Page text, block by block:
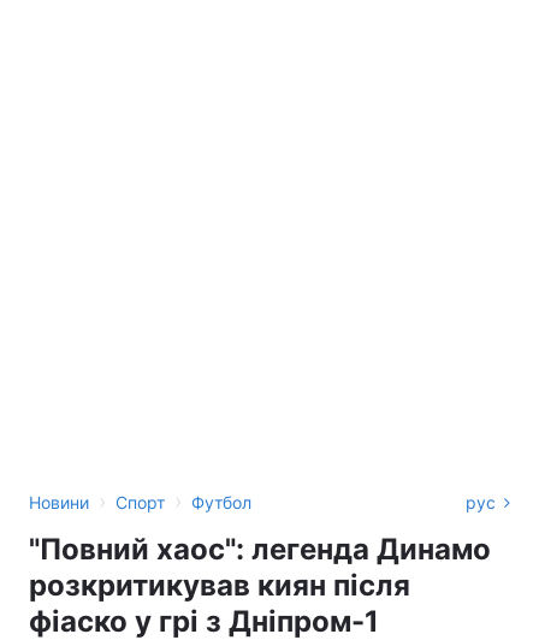
Новини › Спорт › Футбол рус
"Повний хаос": легенда Динамо
розкритикував киян після
фіаско у грі з Дніпром-1